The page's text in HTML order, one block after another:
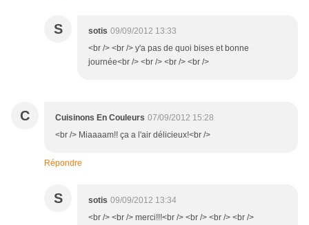
S sotis 09/09/2012 13:33
<br /> <br /> y'a pas de quoi bises et bonne
journée<br /> <br /> <br /> <br />
C Cuisinons En Couleurs 07/09/2012 15:28
<br /> Miaaaam!! ça a l'air délicieux!<br />
Répondre
S sotis 09/09/2012 13:34
<br /> <br /> merci!!!<br /> <br /> <br /> <br />